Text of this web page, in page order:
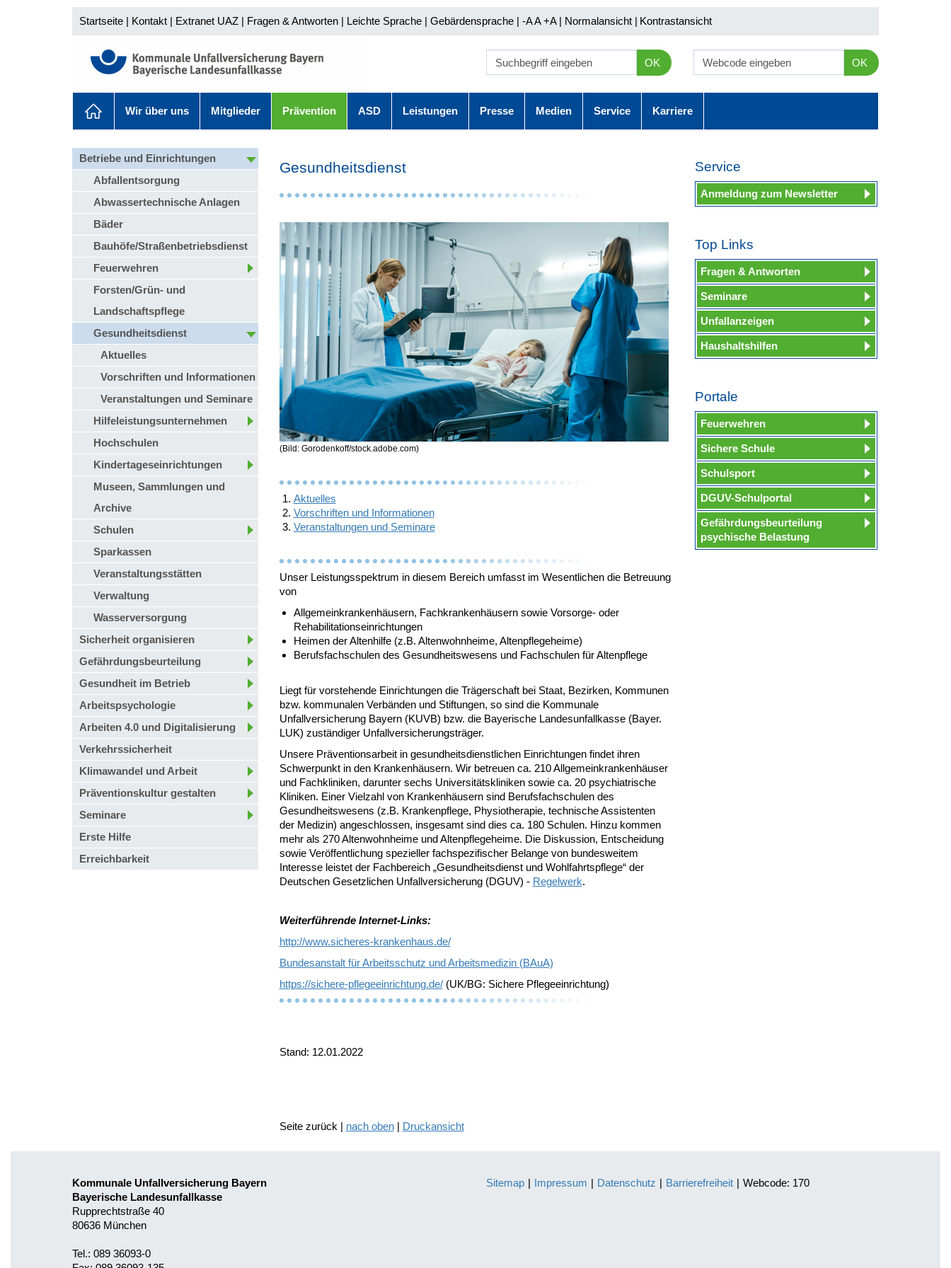
Startseite | Kontakt | Extranet UAZ | Fragen & Antworten | Leichte Sprache | Gebärdensprache | -A A+A | Normalansicht | Kontrastansicht
OK OK
Wir über uns Mitglieder Prävention ASD Leistungen Presse Medien Service Karriere
Betriebe und Einrichtungen
Abfallentsorgung
Abwassertechnische Anlagen
Bäder
Bauhöfe/Straßenbetriebsdienst
Feuerwehren
Forsten/Grün- und
Landschaftspflege
Gesundheitsdienst
Aktuelles
Vorschriften und Informationen
Veranstaltungen und Seminare
Hilfeleistungsunternehmen
Hochschulen
Kindertageseinrichtungen
Museen, Sammlungen und
Archive
Schulen
Sparkassen
Veranstaltungsstätten
Verwaltung
Wasserversorgung
Sicherheit organisieren
Gefährdungsbeurteilung
Gesundheit im Betrieb
Arbeitspsychologie
Arbeiten 4.0 und Digitalisierung
Verkehrssicherheit
Klimawandel und Arbeit
Präventionskultur gestalten
Seminare
Erste Hilfe
Erreichbarkeit
Gesundheitsdienst
(Bild: Gorodenkoff/stock.adobe.com)
Aktuelles
Vorschriften und Informationen
Veranstaltungen und Seminare
Unser Leistungsspektrum in diesem Bereich umfasst im Wesentlichen die Betreuung
von
Allgemeinkrankenhäusern, Fachkrankenhäusern sowie Vorsorge- oder
Rehabilitationseinrichtungen
Heimen der Altenhilfe (z.B. Altenwohnheime, Altenpflegeheime)
Berufsfachschulen des Gesundheitswesens und Fachschulen für Altenpflege
Liegt für vorstehende Einrichtungen die Trägerschaft bei Staat, Bezirken, Kommunen
bzw. kommunalen Verbänden und Stiftungen, so sind die Kommunale
Unfallversicherung Bayern (KUVB) bzw. die Bayerische Landesunfallkasse (Bayer.
LUK) zuständiger Unfallversicherungsträger.
Unsere Präventionsarbeit in gesundheitsdienstlichen Einrichtungen findet ihren
Schwerpunkt in den Krankenhäusern. Wir betreuen ca. 210 Allgemeinkrankenhäuser
und Fachkliniken, darunter sechs Universitätskliniken sowie ca. 20 psychiatrische
Kliniken. Einer Vielzahl von Krankenhäusern sind Berufsfachschulen des
Gesundheitswesens (z.B. Krankenpflege, Physiotherapie, technische Assistenten
der Medizin) angeschlossen, insgesamt sind dies ca. 180 Schulen. Hinzu kommen
mehr als 270 Altenwohnheime und Altenpflegeheime. Die Diskussion, Entscheidung
sowie Veröffentlichung spezieller fachspezifischer Belange von bundesweitem
Interesse leistet der Fachbereich „Gesundheitsdienst und Wohlfahrtspflege“ der
Deutschen Gesetzlichen Unfallversicherung (DGUV) - Regelwerk.
Weiterführende Internet-Links:
http://www.sicheres-krankenhaus.de/
Bundesanstalt für Arbeitsschutz und Arbeitsmedizin (BAuA)
https://sichere-pflegeeinrichtung.de/(UK/BG: Sichere Pflegeeinrichtung)
Stand: 12.01.2022
Seite zurück | nach oben| Druckansicht
Service
Anmeldung zum Newsletter
Top Links
Fragen & Antworten
Seminare
Unfallanzeigen
Haushaltshilfen
Portale
Feuerwehren
Sichere Schule
Schulsport
DGUV-Schulportal
Gefährdungsbeurteilung
psychische Belastung
Kommunale Unfallversicherung Bayern
Bayerische Landesunfallkasse
Rupprechtstraße 40
80636 München
Tel.: 089 36093-0
Sitemap | Impressum | Datenschutz | Barrierefreiheit | Webcode: 170